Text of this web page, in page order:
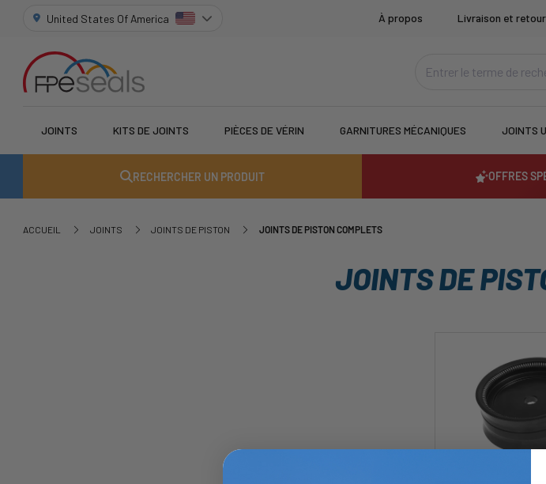
United States Of America À propos Livraison et
JOINTS KITS DE JOINTS PIÈCES DE VÉRIN GARNITURES MÉCANIQUES JOINTS
RECHERCHER UN PRODUIT OFFRES
ACCUEIL JOINTS JOINTS DE PISTON JOINTS DE PISTON COMPLETS
JOINTS DE